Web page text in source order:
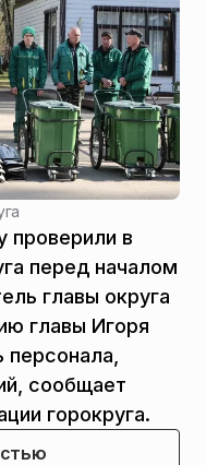
проверили в
перед началом
главы округа
главы Игоря
персонала,
сообщает
горокруга.